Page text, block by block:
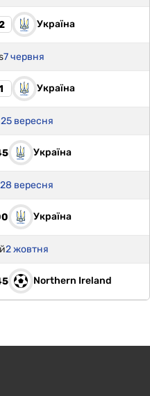
Україна
7 червня
Україна
25 вересня
Україна
28 вересня
Україна
2 жовтня
Northern Ireland